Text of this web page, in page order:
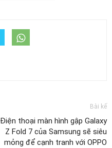
Bài kế
Điện thoại màn hình gập Galaxy
Z Fold 7 của Samsung sẽ siêu
mỏng để cạnh tranh với OPPO